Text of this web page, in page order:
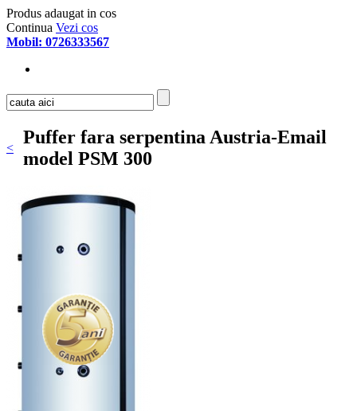
Produs adaugat in cos
Continua Vezi cos
Mobil: 0726333567
<
Puffer fara serpentina Austria-Email
model PSM 300